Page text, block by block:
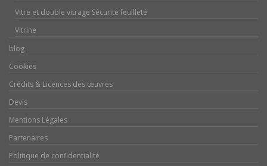
Vitre et double vitrage Sécurite feuilleté
Vitrine
blog
Cookies
Crédits & Licences des œuvres
Devis
Mentions Légales
Partenaires
Politique de confidentialité